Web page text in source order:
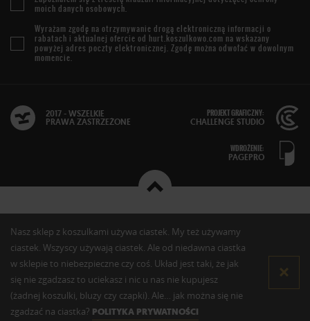
moich danych osobowych.
Wyrażam zgodę na otrzymywanie drogą elektroniczną informacji o
rabatach i aktualnej ofercie od hurt.koszulkowo.com na wskazany
powyżej adres poczty elektronicznej. Zgodę można odwołać w dowolnym
momencie.
2017 - WSZELKIE
PRAWA ZASTRZEŻONE
PROJEKT GRAFICZNY:
CHALLENGE STUDIO
WDROŻENIE:
PAGEPRO
Nasz sklep z koszulkami używa ciastek. My też używamy
ciastek. Wszyscy używają ciastek. Ale od niedawna ciastka
w sklepie to niebezpieczne czy coś. Układ jest taki, że jak
się nie zgadzasz to uciekasz i nic u nas nie kupujesz
(żadnej koszulki, bluzy czy czapki). Ale… jak można się nie
zgadzać na ciastka? POLITYKA PRYWATNOŚCI